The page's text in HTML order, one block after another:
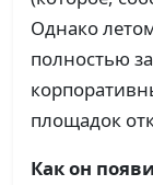
Однако
полностью
площадок
Как он